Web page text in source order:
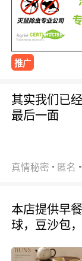
推广
其实我们已
最后一面
真情秘密 匿名
本店提供早
球，豆沙包